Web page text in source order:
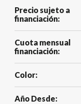
Precio sujeto a
financiación:
Cuota mensual
financiación:
Color:
Año Desde: